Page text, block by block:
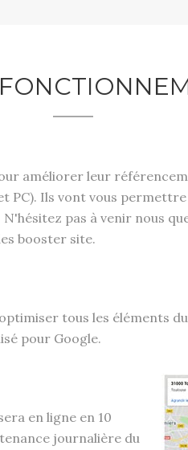
améliorer leur
Ils vont vous
pas à venir nous
booster site.
tous les éléments
pour Google.
en ligne en 10
journalière du